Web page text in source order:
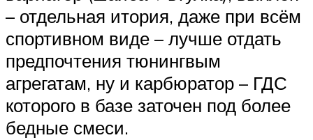
– отдельная итория, даже при всём
спортивном виде – лучше отдать
предпочтения тюнингвым
агрегатам, ну и карбюратор – ГДС
которого в базе заточен под более
бедные смеси.